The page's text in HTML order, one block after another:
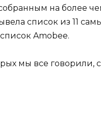
на более
список из 11
Amobee.
мы все говорили,